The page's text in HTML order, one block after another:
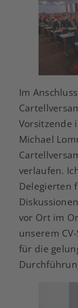
Im
Vorsitzende
Michael
verlaufen.
Delegierten
vor Ort im
unserem
für die